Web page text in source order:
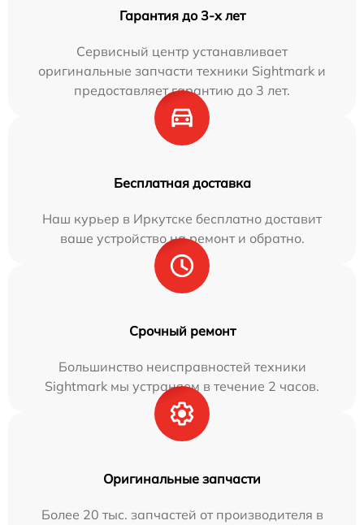
Гарантия до 3-х лет
Сервисный центр устанавливает
оригинальные запчасти техники Sightmark и
предоставляет гарантию до 3 лет.
Бесплатная доставка
Наш курьер в Иркутске бесплатно доставит
ваше устройство на ремонт и обратно.
Срочный ремонт
Большинство неисправностей техники
Sightmark мы устраняем в течение 2 часов.
Оригинальные запчасти
Более 20 тыс. запчастей от производителя в